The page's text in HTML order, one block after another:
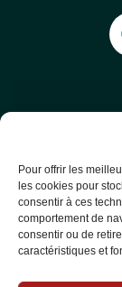
Pour offrir les
les cookies pour
consentir à ces
comportement de
consentir ou de
caractéristiques et